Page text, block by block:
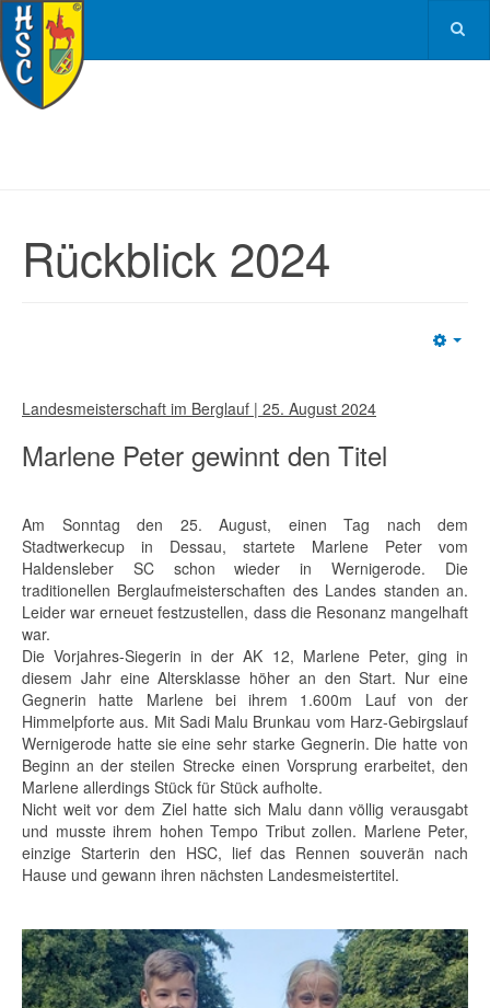
Rückblick 2024
Landesmeisterschaft im Berglauf | 25. August 2024
Marlene Peter gewinnt den Titel
Am Sonntag den 25. August, einen Tag nach dem
Stadtwerkecup in Dessau, startete Marlene Peter vom
Haldensleber SC schon wieder in Wernigerode. Die
traditionellen Berglaufmeisterschaften des Landes standen an.
Leider war erneuet festzustellen, dass die Resonanz mangelhaft
war.
Die Vorjahres-Siegerin in der AK 12, Marlene Peter, ging in
diesem Jahr eine Altersklasse höher an den Start. Nur eine
Gegnerin hatte Marlene bei ihrem 1.600m Lauf von der
Himmelpforte aus. Mit Sadi Malu Brunkau vom Harz-Gebirgslauf
Wernigerode hatte sie eine sehr starke Gegnerin. Die hatte von
Beginn an der steilen Strecke einen Vorsprung erarbeitet, den
Marlene allerdings Stück für Stück aufholte.
Nicht weit vor dem Ziel hatte sich Malu dann völlig verausgabt
und musste ihrem hohen Tempo Tribut zollen. Marlene Peter,
einzige Starterin den HSC, lief das Rennen souverän nach
Hause und gewann ihren nächsten Landesmeistertitel.